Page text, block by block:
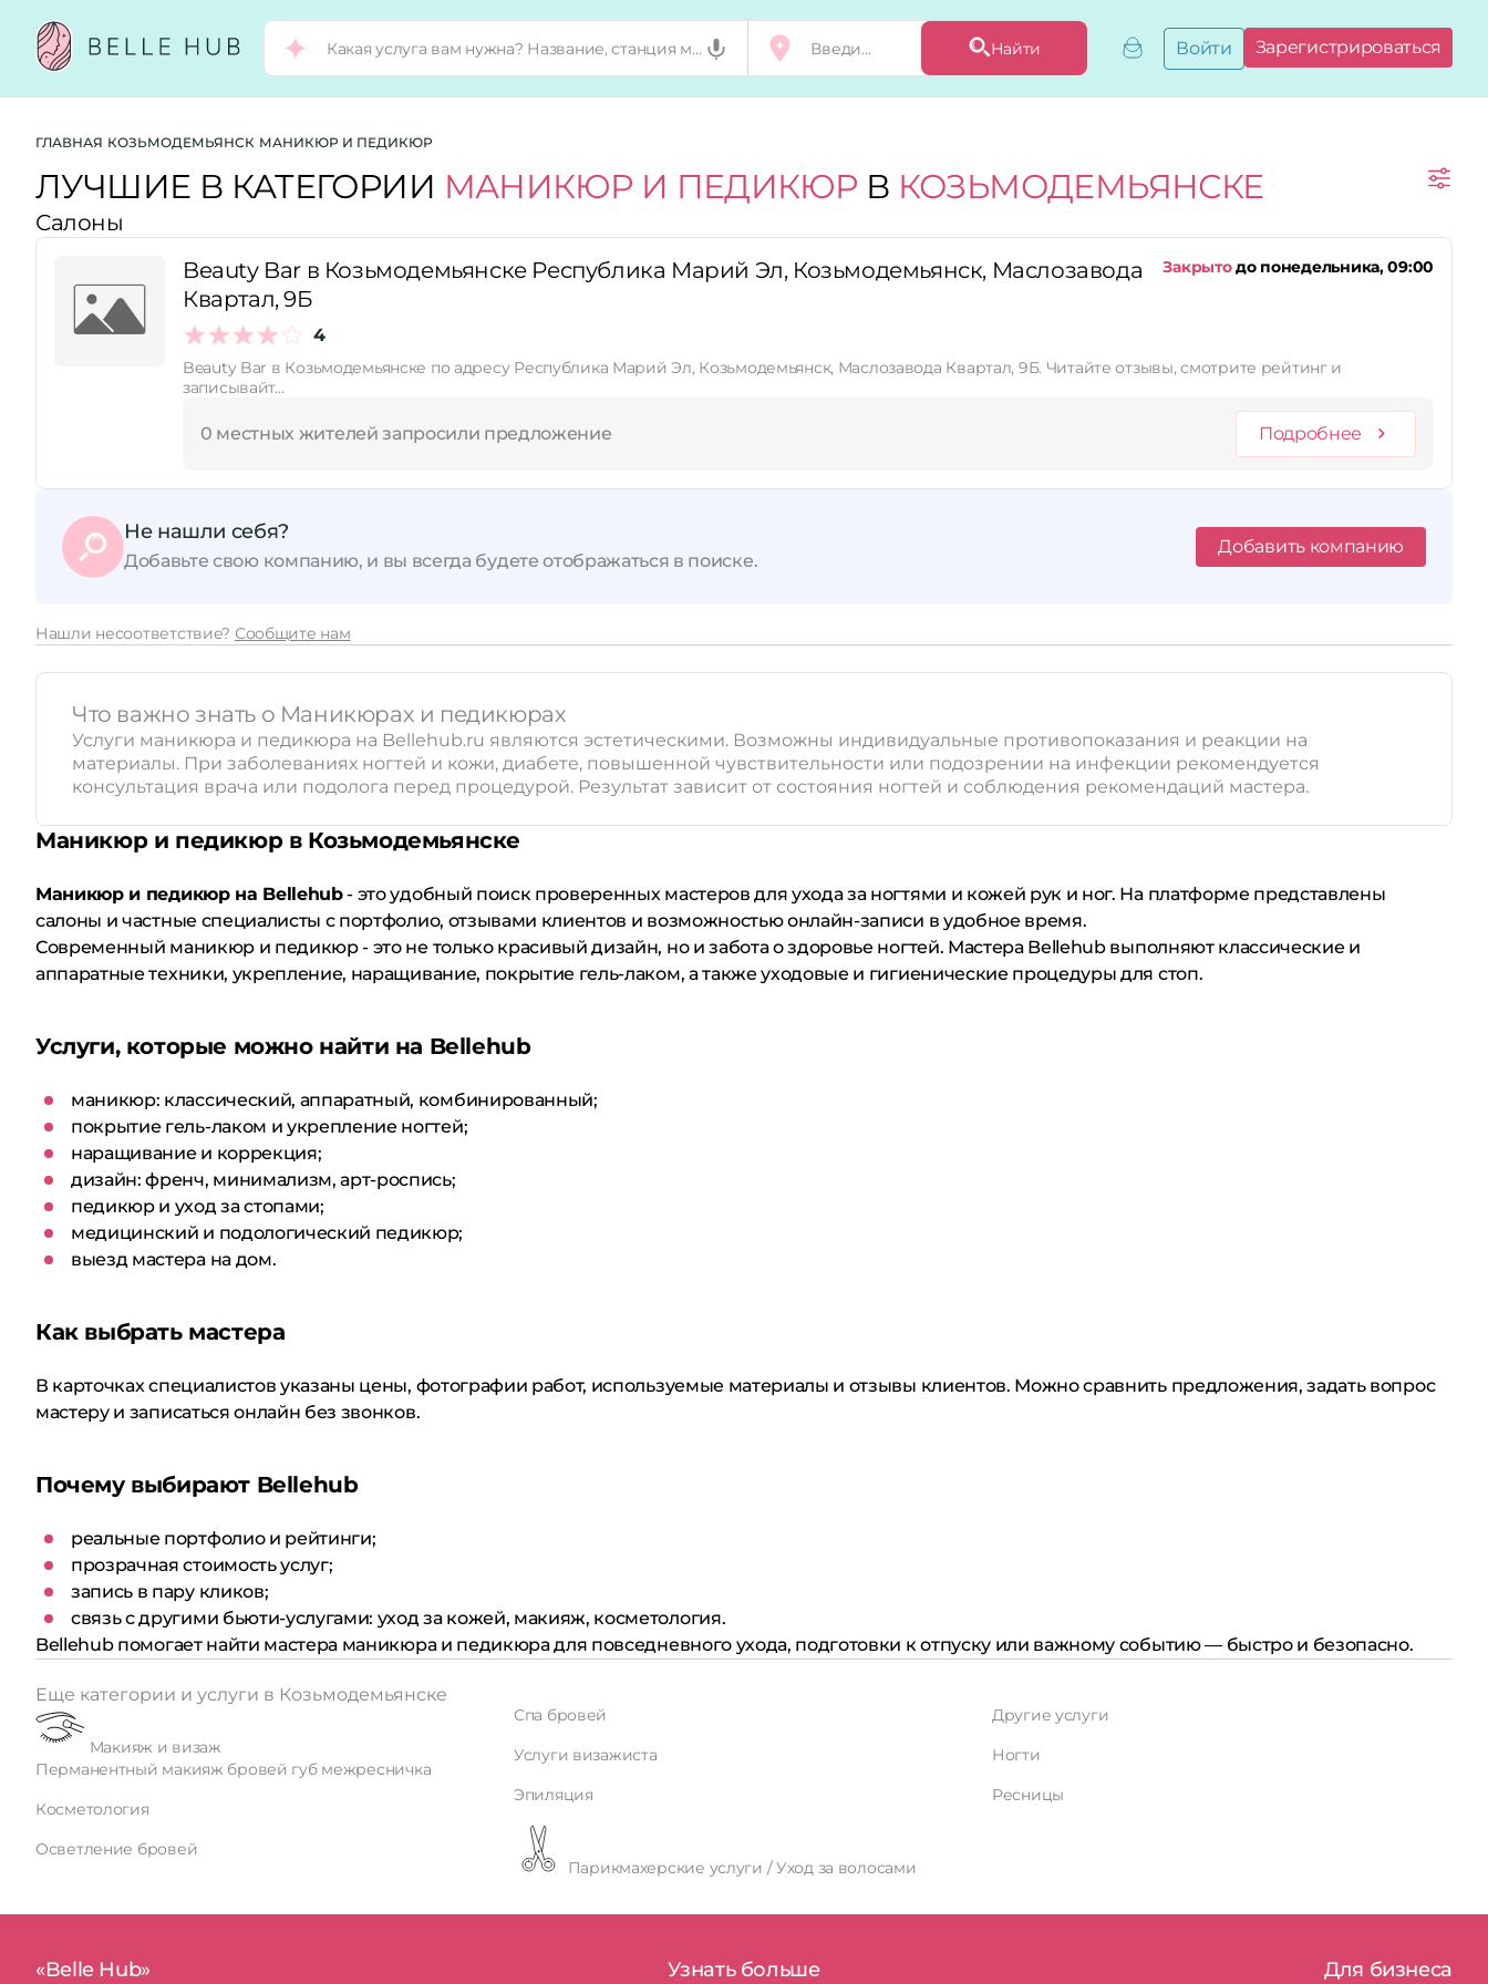
Найти
Добавить,
бизнес
Запросы
Сертификаты
Войти Зарегистрироваться
Город:
Категории:
Рейтинг:
Стоимость услуг:
ГЛАВНАЯ КОЗЬМОДЕМЬЯНСК МАНИКЮР И ПЕДИКЮР
ЛУЧШИЕ В КАТЕГОРИИ МАНИКЮР И ПЕДИКЮР В КОЗЬМОДЕМЬЯНСКЕ
Салоны
Beauty Bar в Козьмодемьянске Республика Марий Эл, Козьмодемьянск, Маслозавода
Квартал, 9Б
4
Закрытодо понедельника, 09:00
Beauty Bar в Козьмодемьянске по адресу Республика Марий Эл, Козьмодемьянск, Маслозавода Квартал, 9Б. Читайте отзывы, смотрите рейтинг и
записывайт…
0 местных жителей запросили предложение Подробнее
Не нашли себя?
Добавьте свою компанию, и вы всегда будете отображаться в поиске.
Добавить компанию
Нашли несоответствие? Сообщите нам
Что важно знать о Маникюрах и педикюрах
Услуги маникюра и педикюра на Bellehub.ru являются эстетическими. Возможны индивидуальные противопоказания и реакции на
материалы. При заболеваниях ногтей и кожи, диабете, повышенной чувствительности или подозрении на инфекции рекомендуется
консультация врача или подолога перед процедурой. Результат зависит от состояния ногтей и соблюдения рекомендаций мастера.
Маникюр и педикюр в Козьмодемьянске
Маникюр и педикюр на Bellehub- это удобный поиск проверенных мастеров для ухода за ногтями и кожей рук и ног. На платформе представлены
салоны и частные специалисты с портфолио, отзывами клиентов и возможностью онлайн-записи в удобное время.
Современный маникюр и педикюр - это не только красивый дизайн, но и забота о здоровье ногтей. Мастера Bellehub выполняют классические и
аппаратные техники, укрепление, наращивание, покрытие гель-лаком, а также уходовые и гигиенические процедуры для стоп.
Услуги, которые можно найти на Bellehub
маникюр: классический, аппаратный, комбинированный;
покрытие гель-лаком и укрепление ногтей;
наращивание и коррекция;
дизайн: френч, минимализм, арт-роспись;
педикюр и уход за стопами;
медицинский и подологический педикюр;
выезд мастера на дом.
Как выбрать мастера
В карточках специалистов указаны цены, фотографии работ, используемые материалы и отзывы клиентов. Можно сравнить предложения, задать вопрос
мастеру и записаться онлайн без звонков.
Почему выбирают Bellehub
реальные портфолио и рейтинги;
прозрачная стоимость услуг;
запись в пару кликов;
связь с другими бьюти-услугами: уход за кожей, макияж, косметология.
Bellehub помогает найти мастера маникюра и педикюра для повседневного ухода, подготовки к отпуску или важному событию — быстро и безопасно.
Еще категории и услуги в Козьмодемьянске
Макияж и визаж
Перманентный макияж бровей губ межресничка
Косметология
Осветление бровей
Спа бровей
Услуги визажиста
Эпиляция
Парикмахерские услуги / Уход за волосами
Другие услуги
Ногти
Ресницы
«Belle Hub» Узнать больше Для бизнеса